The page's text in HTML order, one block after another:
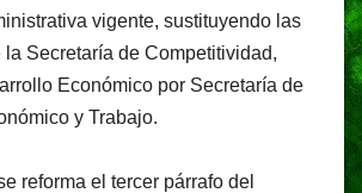
vigente, sustituyendo las
la Secretaría de Competitividad,
Económico por Secretaría de
y Trabajo.
reforma el tercer párrafo del